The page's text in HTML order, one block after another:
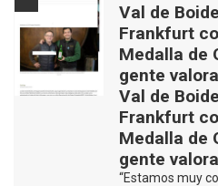
Val de
Frankfurt
Medalla de
gente
Val de
Frankfurt
Medalla de
gente
“Estamos muy